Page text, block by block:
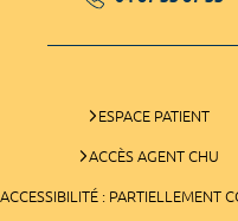
ESPACE PATIENT
ACCÈS AGENT CHU
ACCESSIBILITÉ : PARTIELLEMENT